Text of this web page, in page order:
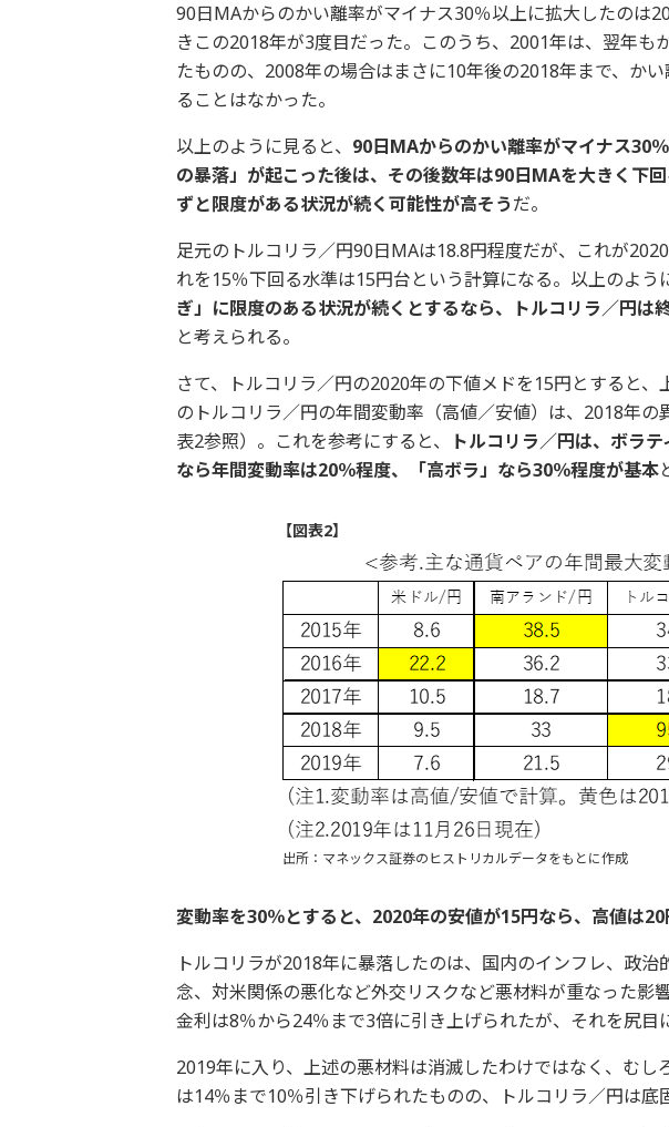
90日MAからのかい離率がマイナス30％以上に拡大したのは
きこの2018年が3度目だった。このうち、2001年は、翌年も
たものの、2008年の場合はまさに10年後の2018年まで、か
ることはなかった。
以上のように見ると、 90日MAからのかい離率がマイナス30
の暴落」が起こった後は、その後数年は90日MAを大きく下
ずと限度がある状況が続く可能性が高そうだ。
足元のトルコリラ／円90日MAは18.8円程度だが、これが
れを15％下回る水準は15円台という計算になる。以上のよう
ぎ」に限度のある状況が続くとするなら、トルコリラ／円は
と考えられる。
さて、トルコリラ／円の2020年の下値メドを15円とすると
のトルコリラ／円の年間変動率（高値／安値）は、2018年
表2参照）。これを参考にすると、
トルコリラ／円は、ボラ
なら年間変動率は20％程度、「高ボラ」なら30％程度が基本
【図表2】
出所：マネックス証券のヒストリカルデータをもとに作成
変動率を30％とすると、2020年の安値が15円なら、高値は
トルコリラが2018年に暴落したのは、国内のインフレ、政
念、対米関係の悪化など外交リスクなど悪材料が重なった影
金利は8％から24％まで3倍に引き上げられたが、それを尻目
2019年に入り、上述の悪材料は消滅したわけではなく、むし
は14％まで10％引き下げられたものの、トルコリラ／円は底